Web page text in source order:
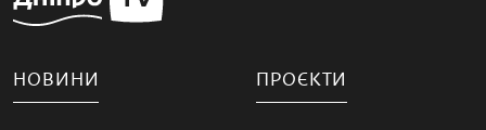
НОВИНИ ПРОЄКТИ